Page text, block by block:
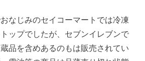
なじみのセイコーマートでは冷凍
ップでしたが、セブンイレブンで
品を含めあるのもは販売されてい